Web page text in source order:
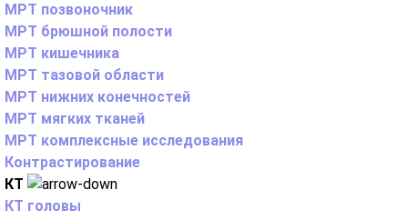
МРТ позвоночник
МРТ брюшной полости
МРТ кишечника
МРТ тазовой области
МРТ нижних конечностей
МРТ мягких тканей
МРТ комплексные исследования
Контрастирование
КТ
КТ головы